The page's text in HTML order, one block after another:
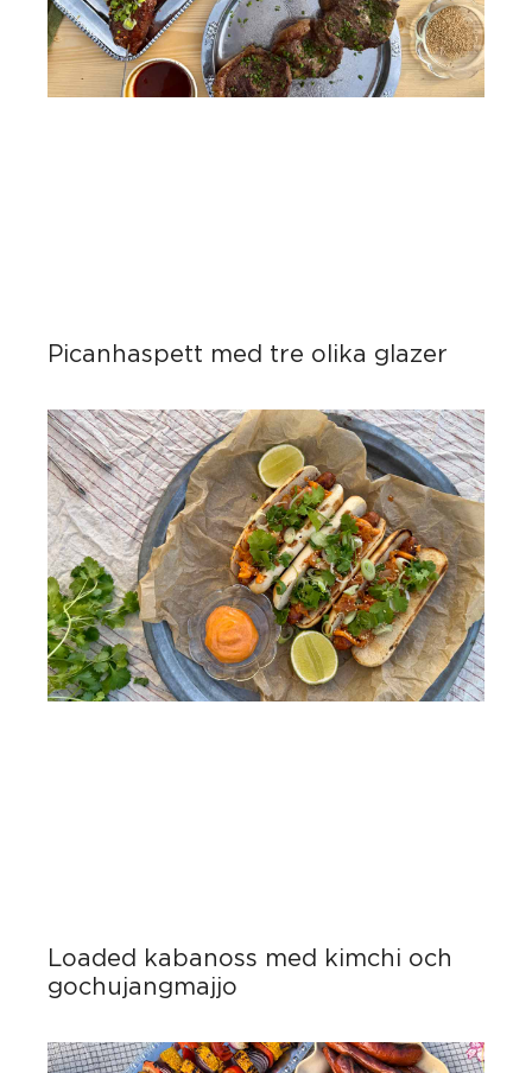
Picanhaspett med tre olika glazer
Loaded kabanoss med kimchi och
gochujangmajjo